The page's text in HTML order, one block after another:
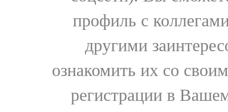
профиль с
другими
ознакомить их со
регистрации в